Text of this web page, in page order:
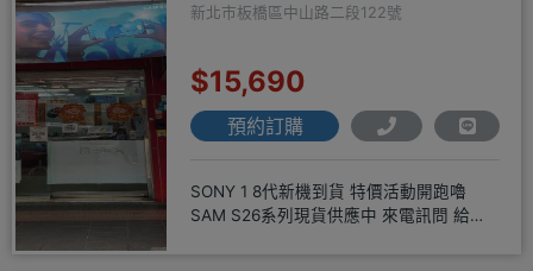
新北市板橋區中山路二段122號
$15,690
預約訂購
SONY 1 8代新機到貨 特價活動開跑嚕
SAM S26系列現貨供應中 來電訊問 給你